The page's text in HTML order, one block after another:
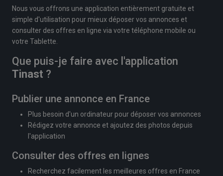
Nous vous offrons une application entièrement gratuite et
simple d'utilisation pour mieux déposer vos annonces et
consulter des offres en ligne via votre téléphone mobile ou
votre Tablette.
Que puis-je faire avec l'application
Tinast ?
Publier une annonce en France
Plus besoin d'un ordinateur pour déposer vos annonces
Rédigez votre annonce et ajoutez des photos depuis
l'application
Consulter des offres en lignes
Recherchez facilement les meilleures offres en France